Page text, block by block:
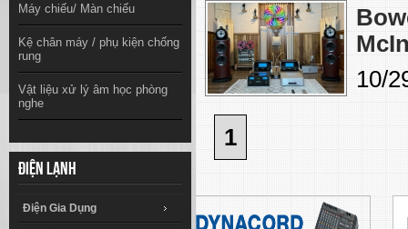
Máy chiếu/ Màn chiếu
Kệ chân máy / phụ kiện chống
rung
Vật liệu xử lý âm học phòng
nghe
Điện lạnh
Điện Gia Dụng
10/
1